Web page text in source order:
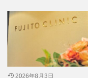
2026年8月3日